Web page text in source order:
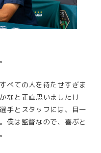
べての人を待たせすぎま
なと正直思いましたけ
手とスタッフには、目一
僕は監督なので、喜ぶと